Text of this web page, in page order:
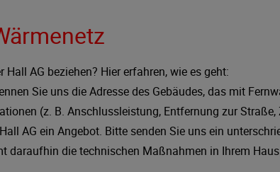
AG beziehen? Hier erfahren, wie es geht:
Sie uns die Adresse des Gebäudes, das mit
(z. B. Anschlussleistung, Entfernung zur
AG ein Angebot. Bitte senden Sie uns ein
daraufhin die technischen Maßnahmen in Ihrem